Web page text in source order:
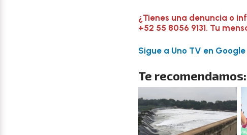
¿Tienes una denuncia o
+52 55 8056 9131. Tu
Sigue a Uno TV en
Te recomendamos: